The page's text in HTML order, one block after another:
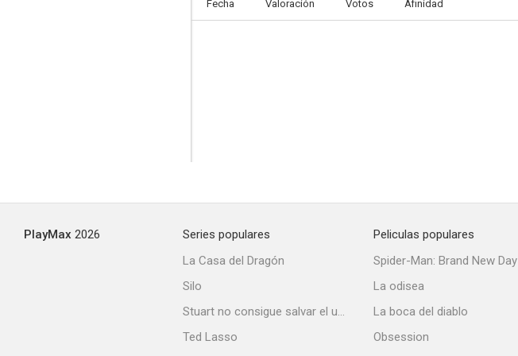
Fecha Valoración Votos Afinidad
PlayMax 2026
Series populares
La Casa del Dragón
Silo
Stuart no consigue salvar el universo
Ted Lasso
Peliculas populares
Spider-Man: Brand New Day
La odisea
La boca del diablo
Obsession